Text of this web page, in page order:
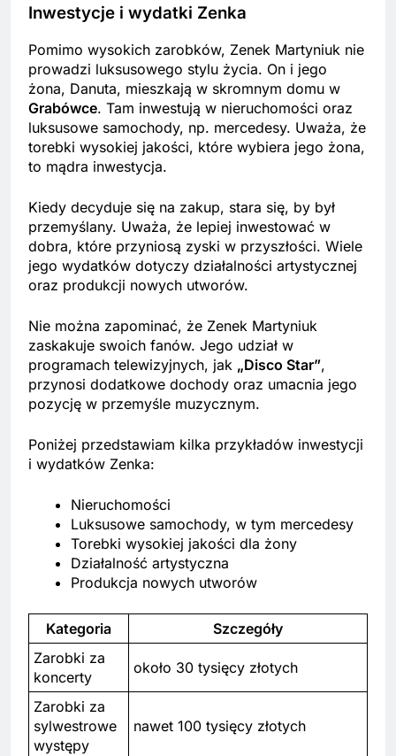
Inwestycje i wydatki Zenka
Pomimo wysokich zarobków, Zenek Martyniuk nie
prowadzi luksusowego stylu życia. On i jego
żona, Danuta, mieszkają w skromnym domu w
Grabówce. Tam inwestują w nieruchomości oraz
luksusowe samochody, np. mercedesy. Uważa, że
torebki wysokiej jakości, które wybiera jego żona,
to mądra inwestycja.
Kiedy decyduje się na zakup, stara się, by był
przemyślany. Uważa, że lepiej inwestować w
dobra, które przyniosą zyski w przyszłości. Wiele
jego wydatków dotyczy działalności artystycznej
oraz produkcji nowych utworów.
Nie można zapominać, że Zenek Martyniuk
zaskakuje swoich fanów. Jego udział w
programach telewizyjnych, jak „Disco Star”,
przynosi dodatkowe dochody oraz umacnia jego
pozycję w przemyśle muzycznym.
Poniżej przedstawiam kilka przykładów inwestycji
i wydatków Zenka:
Nieruchomości
Luksusowe samochody, w tym mercedesy
Torebki wysokiej jakości dla żony
Działalność artystyczna
Produkcja nowych utworów
Kategoria
Szczegóły
Zarobki za
koncerty
około 30 tysięcy złotych
Zarobki za
sylwestrowe
występy
nawet 100 tysięcy złotych